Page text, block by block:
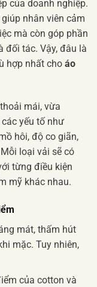
của doanh nghiệp.
nhân viên cảm
mà còn góp phần
đối tác. Vậy, đâu là
hợp nhất cho áo
mái, vừa
yếu tố như
hôi, độ co giãn,
loại vải sẽ có
từng điều kiện
mỹ khác nhau.
mát, thấm hút
mặc. Tuy nhiên,
của cotton và